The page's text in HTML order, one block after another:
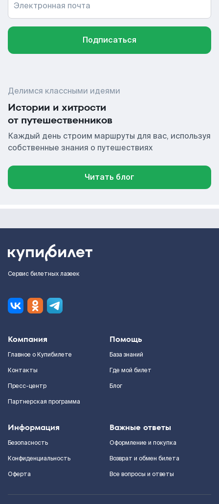
Электронная почта
Подписаться
Делимся классными идеями
Истории и хитрости
от путешественников
Каждый день строим маршруты для вас, используя
собственные знания о путешествиях
Читать блог
Сервис билетных лазеек
Компания
Главное о Купибилете
Контакты
Пресс-центр
Партнерская программа
Помощь
База знаний
Где мой билет
Блог
Информация
Безопасность
Конфиденциальность
Оферта
Важные ответы
Оформление и покупка
Возврат и обмен билета
Все вопросы и ответы